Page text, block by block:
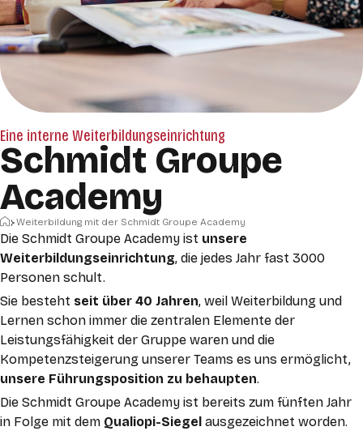
Eine interne Weiterbildungseinrichtung
Schmidt Groupe
Academy
Startseite
Weiterbildung mit der Schmidt Groupe Academy
Die Schmidt Groupe Academy ist unsere
Weiterbildungseinrichtung, die jedes Jahr fast 3000
Personen schult.
Sie besteht seit über 40 Jahren, weil Weiterbildung und
Lernen schon immer die zentralen Elemente der
Leistungsfähigkeit der Gruppe waren und die
Kompetenzsteigerung unserer Teams es uns ermöglicht,
unsere Führungsposition zu behaupten.
Die Schmidt Groupe Academy ist bereits zum fünften Jahr
in Folge mit dem Qualiopi-Siegel ausgezeichnet worden.